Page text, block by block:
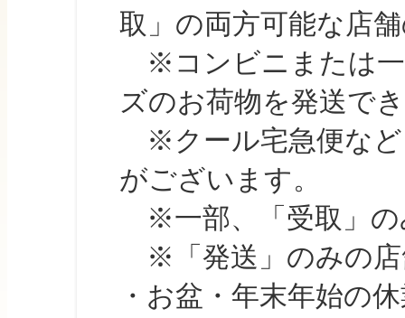
取」の両方可能な店
※コンビニまたは一
ズのお荷物を発送で
※クール宅急便など
がございます。
※一部、「受取」の
※「発送」のみの店
・お盆・年末年始の